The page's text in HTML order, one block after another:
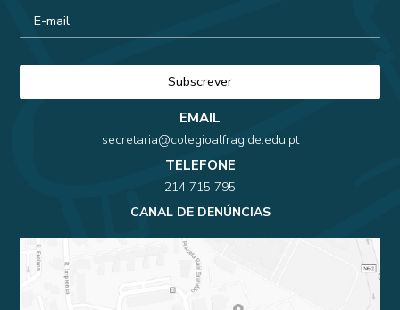
EMAIL
secretaria@colegioalfragide.edu.pt
TELEFONE
214 715 795
CANAL DE DENÚNCIAS